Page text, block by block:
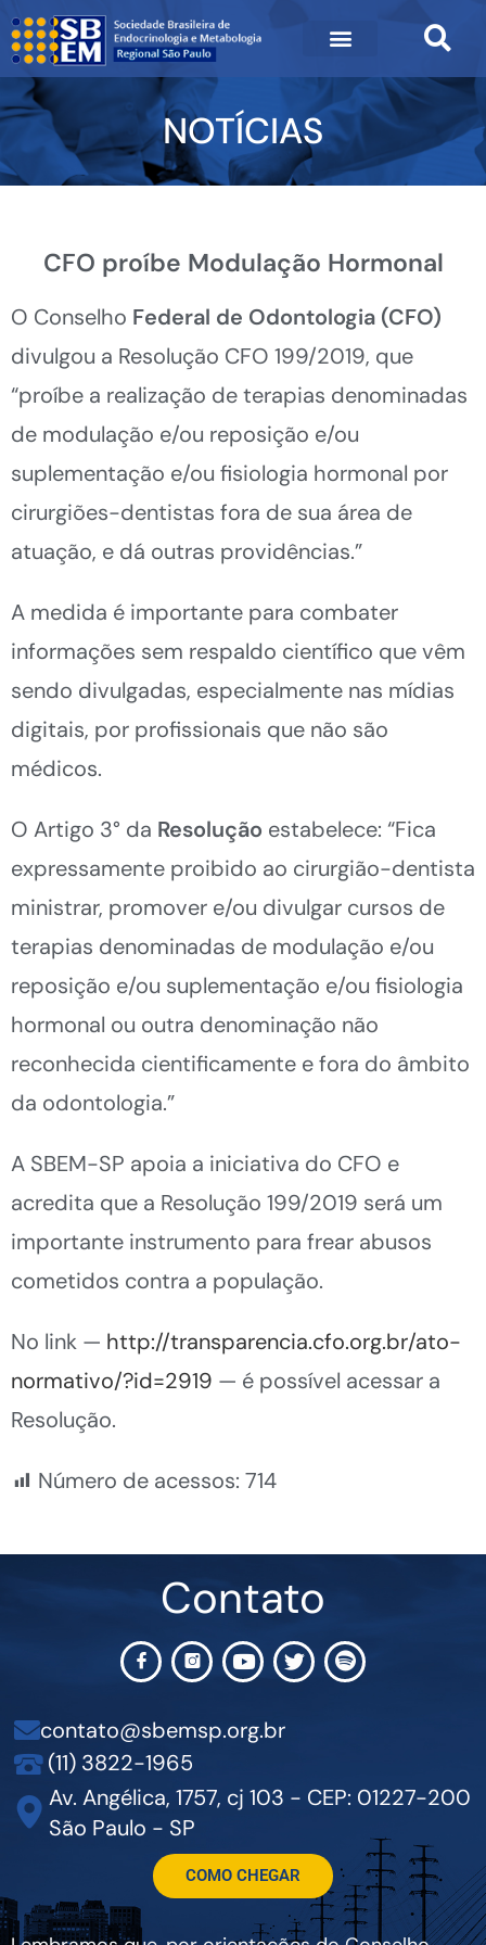
NOTÍCIAS
CFO proíbe Modulação Hormonal
O Conselho Federal de Odontologia (CFO)
divulgou a Resolução CFO 199/2019, que
“proíbe a realização de terapias denominadas
de modulação e/ou reposição e/ou
suplementação e/ou fisiologia hormonal por
cirurgiões-dentistas fora de sua área de
atuação, e dá outras providências.”
A medida é importante para combater
informações sem respaldo científico que vêm
sendo divulgadas, especialmente nas mídias
digitais, por profissionais que não são
médicos.
O Artigo 3° da Resolução estabelece: “Fica
expressamente proibido ao cirurgião-dentista
ministrar, promover e/ou divulgar cursos de
terapias denominadas de modulação e/ou
reposição e/ou suplementação e/ou fisiologia
hormonal ou outra denominação não
reconhecida cientificamente e fora do âmbito
da odontologia.”
A SBEM-SP apoia a iniciativa do CFO e
acredita que a Resolução 199/2019 será um
importante instrumento para frear abusos
cometidos contra a população.
No link — http://transparencia.cfo.org.br/ato-
normativo/?id=2919 — é possível acessar a
Resolução.
Número de acessos: 714
Contato
contato@sbemsp.org.br
(11) 3822-1965
Av. Angélica, 1757, cj 103 - CEP: 01227-200
São Paulo - SP
COMO CHEGAR